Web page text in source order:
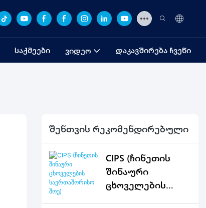
ᲡᲐᲥᲛᲔᲔᲑᲘ ᲕᲘᲓᲔᲝ ᲓᲐᲙᲐᲕᲨᲘᲠᲔᲑᲐ ᲩᲕᲔᲜᲘ
შენთვის რეკომენდირებული
CIPS (ჩინეთის
შინაური
ცხოველების